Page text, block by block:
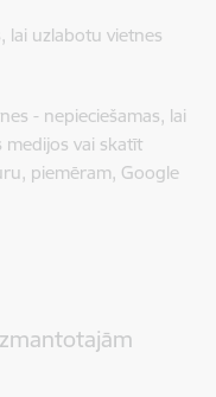
lai uzlabotu vietnes
- nepieciešamas, lai
medijos vai skatīt
piemēram, Google